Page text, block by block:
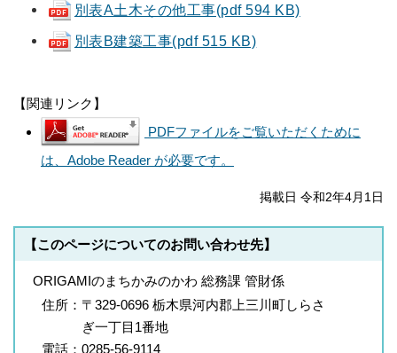
別表A土木その他工事(pdf 594 KB)
別表B建築工事(pdf 515 KB)
【関連リンク】
PDFファイルをご覧いただくために
は、Adobe Reader が必要です。
掲載日 令和2年4月1日
【このページについてのお問い合わせ先】
ORIGAMIのまちかみのかわ 総務課 管財係
住所： 〒329-0696 栃木県河内郡上三川町しらさ
ぎ一丁目1番地
電話： 0285-56-9114